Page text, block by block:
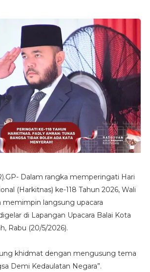
Dalam rangka memperingati Hari
(Harkitnas) ke-118 Tahun 2026, Wali
memimpin langsung upacara
di Lapangan Upacara Balai Kota
Rabu (20/5/2026).
khidmat dengan mengusung tema
Demi Kedaulatan Negara”.